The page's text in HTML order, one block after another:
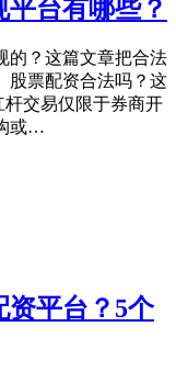
台有哪些？
的？这篇文章把合法
股票配资合法吗？这
交易仅限于券商开
或…
资平台？5个